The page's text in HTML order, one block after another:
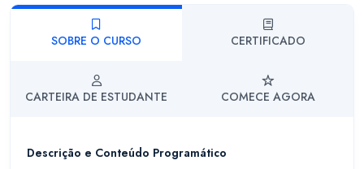
SOBRE O CURSO CERTIFICADO
CARTEIRA DE ESTUDANTE COMECE AGORA
Descrição e Conteúdo Programático